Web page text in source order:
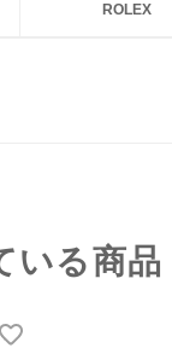
ROLEX
いる商品